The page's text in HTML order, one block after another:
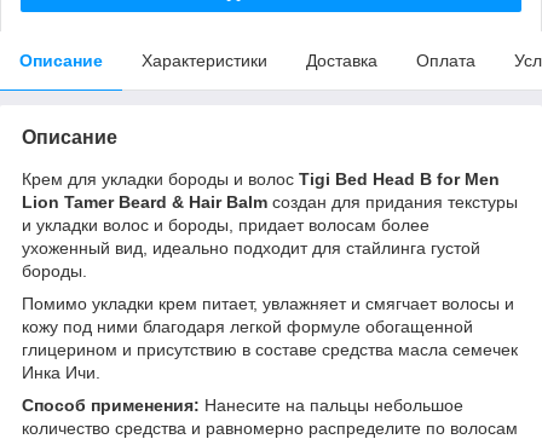
Описание Характеристики Доставка Оплата
Описание
Крем для укладки бороды и волос Tigi Bed Head B for Men
Lion Tamer Beard & Hair Balm создан для придания текстуры
и укладки волос и бороды, придает волосам более
ухоженный вид, идеально подходит для стайлинга густой
бороды.
Помимо укладки крем питает, увлажняет и смягчает волосы и
кожу под ними благодаря легкой формуле обогащенной
глицерином и присутствию в составе средства масла семечек
Инка Ичи.
Способ применения: Нанесите на пальцы небольшое
количество средства и равномерно распределите по волосам